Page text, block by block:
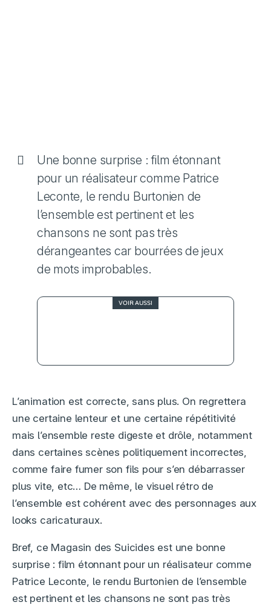
Une bonne surprise : film étonnant
pour un réalisateur comme Patrice
Leconte, le rendu Burtonien de
l’ensemble est pertinent et les
chansons ne sont pas très
dérangeantes car bourrées de jeux
de mots improbables.
VOIR AUSSI
L’animation est correcte, sans plus. On regrettera
une certaine lenteur et une certaine répétitivité
mais l’ensemble reste digeste et drôle, notamment
dans certaines scènes politiquement incorrectes,
comme faire fumer son fils pour s’en débarrasser
plus vite, etc… De même, le visuel rétro de
l’ensemble est cohérent avec des personnages aux
looks caricaturaux.
Bref, ce Magasin des Suicides est une bonne
surprise : film étonnant pour un réalisateur comme
Patrice Leconte, le rendu Burtonien de l’ensemble
est pertinent et les chansons ne sont pas très